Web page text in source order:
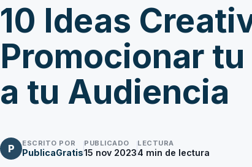
10 Ideas
Promocionar
a tu Audiencia
P ESCRITO POR
PublicaGratis
PUBLICADO
15 nov 2023
LECTURA
4 min de lectura